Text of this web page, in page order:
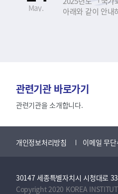
제공하고, 정부의
국가회계제도에
재무결산실무 과
교육 과정 소개
사업담당자 (공공
중급 중급~고급
국가회계지식 함
아래와 같이 안내
교육 ○ 근거 법령
(회계관계공무원
제8조(회계관계
과정(수입･지출/
교육 과정 소개 구
관심이 있는 공무
사업담당자 (공공
May.
관련기관 바로가기
관련기관을 소개합니다.
개인정보처리방침 이메일 무
30147 세종특별자치시 시청대로
Copyright 2020 KOREA